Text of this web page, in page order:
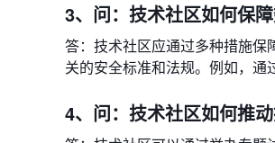
3、问：技术社区如何保
答：技术社区应通过多种措施
关的安全标准和法规。例如，通
4、问：技术社区如何推动